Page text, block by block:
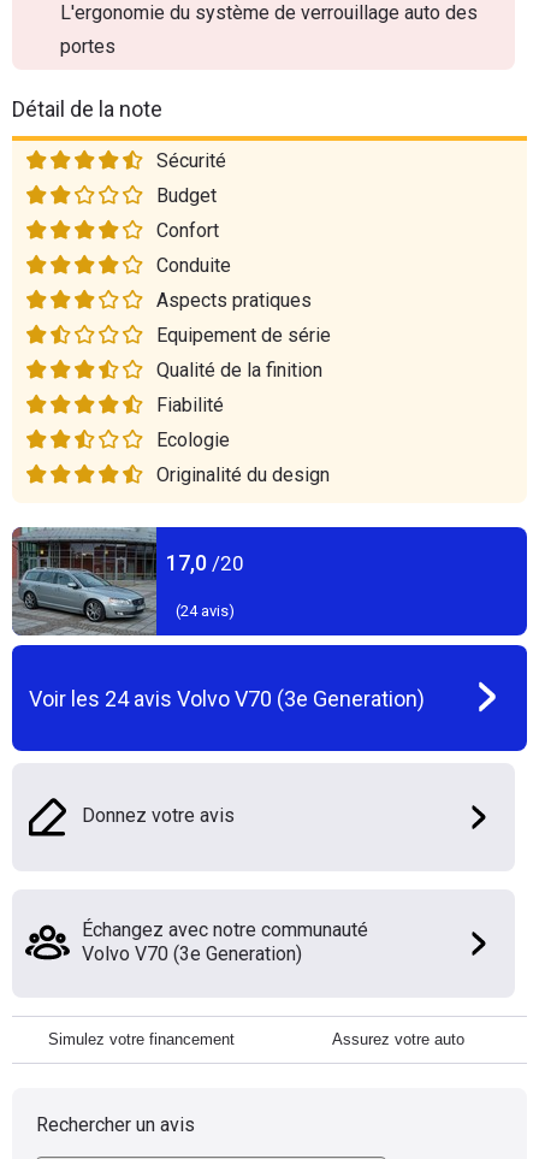
L'ergonomie du système de verrouillage auto des
portes
Détail de la note
Sécurité
Budget
Confort
Conduite
Aspects pratiques
Equipement de série
Qualité de la finition
Fiabilité
Ecologie
Originalité du design
17,0 /20
(24avis)
Voir les 24avis Volvo V70 (3e Generation)
Donnez votre avis
Échangez avec notre communauté
Volvo V70 (3e Generation)
Simulez votre financement Assurez votre auto
Rechercher un avis